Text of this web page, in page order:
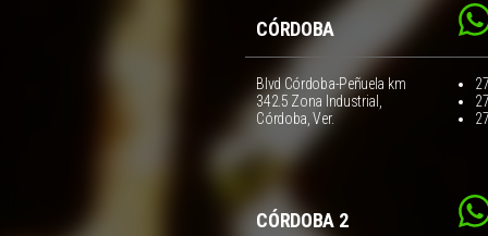
CÓRDOBA
Blvd Córdoba-Peñuela km
342.5 Zona Industrial,
Córdoba, Ver.
CÓRDOBA 2